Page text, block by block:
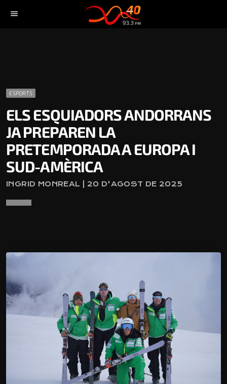
menu
ESPORTS
ELS ESQUIADORS ANDORRANS
JA PREPAREN LA
PRETEMPORADA A EUROPA I
SUD-AMÈRICA
INGRID MONREAL | 20 D'AGOST DE 2025